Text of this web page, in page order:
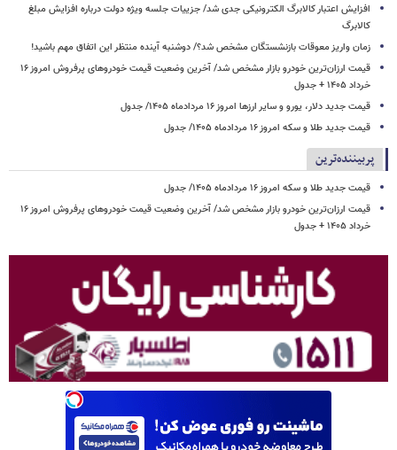
افزایش اعتبار کالابرگ الکترونیکی جدی شد/ جزییات جلسه ویژه دولت درباره افزایش مبلغ
کالابرگ
زمان واریز معوقات بازنشستگان مشخص شد؟/ دوشنبه آینده منتظر این اتفاق مهم باشید!
قیمت ارزان‌ترین خودرو بازار مشخص شد/ آخرین وضعیت قیمت خودروهای پرفروش امروز ۱۶
خرداد ۱۴۰۵ + جدول
قیمت جدید دلار، یورو و سایر ارزها امروز ۱۶ مردادماه ۱۴۰۵/ جدول
قیمت جدید طلا و سکه امروز ۱۶ مردادماه ۱۴۰۵/ جدول
پربیننده‌ترین
قیمت جدید طلا و سکه امروز ۱۶ مردادماه ۱۴۰۵/ جدول
قیمت ارزان‌ترین خودرو بازار مشخص شد/ آخرین وضعیت قیمت خودروهای پرفروش امروز ۱۶
خرداد ۱۴۰۵ + جدول